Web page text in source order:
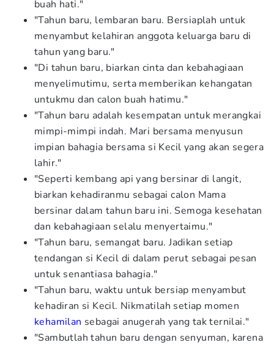
buah hati."
"Tahun baru, lembaran baru. Bersiaplah untuk
menyambut kelahiran anggota keluarga baru di
tahun yang baru."
"Di tahun baru, biarkan cinta dan kebahagiaan
menyelimutimu, serta memberikan kehangatan
untukmu dan calon buah hatimu."
"Tahun baru adalah kesempatan untuk merangkai
mimpi-mimpi indah. Mari bersama menyusun
impian bahagia bersama si Kecil yang akan segera
lahir."
"Seperti kembang api yang bersinar di langit,
biarkan kehadiranmu sebagai calon Mama
bersinar dalam tahun baru ini. Semoga kesehatan
dan kebahagiaan selalu menyertaimu."
"Tahun baru, semangat baru. Jadikan setiap
tendangan si Kecil di dalam perut sebagai pesan
untuk senantiasa bahagia."
"Tahun baru, waktu untuk bersiap menyambut
kehadiran si Kecil. Nikmatilah setiap momen
kehamilan sebagai anugerah yang tak ternilai."
"Sambutlah tahun baru dengan senyuman, karena